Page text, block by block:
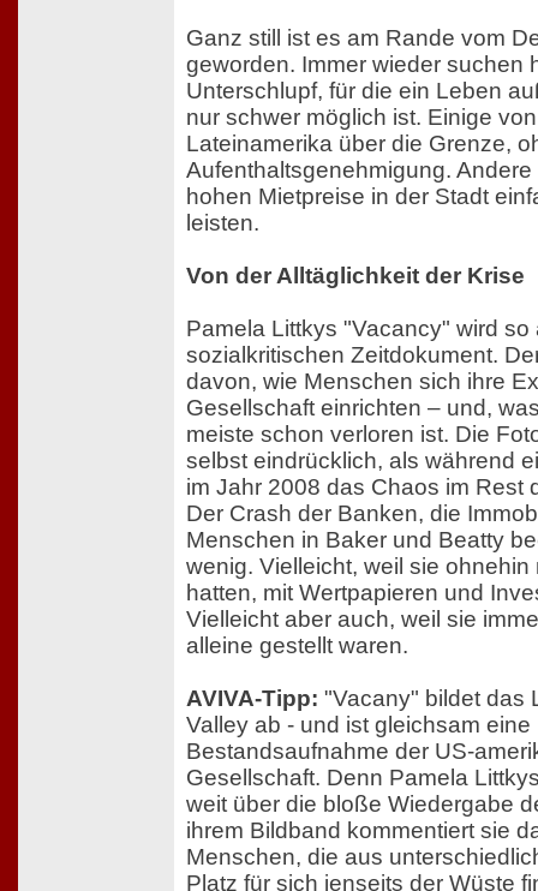
Ganz still ist es am Rande vom
geworden. Immer wieder suchen
Unterschlupf, für die ein Leben
nur schwer möglich ist. Einige
Lateinamerika über die Grenze,
Aufenthaltsgenehmigung.
hohen Mietpreise in der Stadt
leisten.
Von der Alltäglichkeit der Krise
Pamela Littkys "Vacancy" wird
sozialkritischen Zeitdokument.
davon, wie Menschen sich ihre
Gesellschaft einrichten – und,
meiste schon verloren ist. Die
selbst eindrücklich, als während
im Jahr 2008 das Chaos im Rest
Der Crash der Banken, die
Menschen in Baker und Beatty
wenig. Vielleicht, weil sie
hatten, mit Wertpapieren und
Vielleicht aber auch, weil sie
alleine gestellt waren.
AVIVA-Tipp: "Vacany" bildet das
Valley ab - und ist gleichsam eine
Bestandsaufnahme der US-
Gesellschaft. Denn Pamela
weit über die bloße Wiedergabe
ihrem Bildband kommentiert sie
Menschen, die aus
Platz für sich jenseits der Wüste